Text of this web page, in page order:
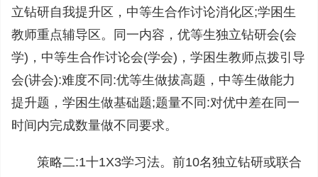
立钻研自我提升区，中等生合作讨论消化区;学困生
教师重点辅导区。同一内容，优等生独立钻研会(会
学)，中等生合作讨论会(学会)，学困生教师点拨引导
会(讲会):难度不同:优等生做拔高题，中等生做能力
提升题，学困生做基础题;题量不同:对优中差在同一
时间内完成数量做不同要求。
策略二:1十1X3学习法。前10名独立钻研或联合